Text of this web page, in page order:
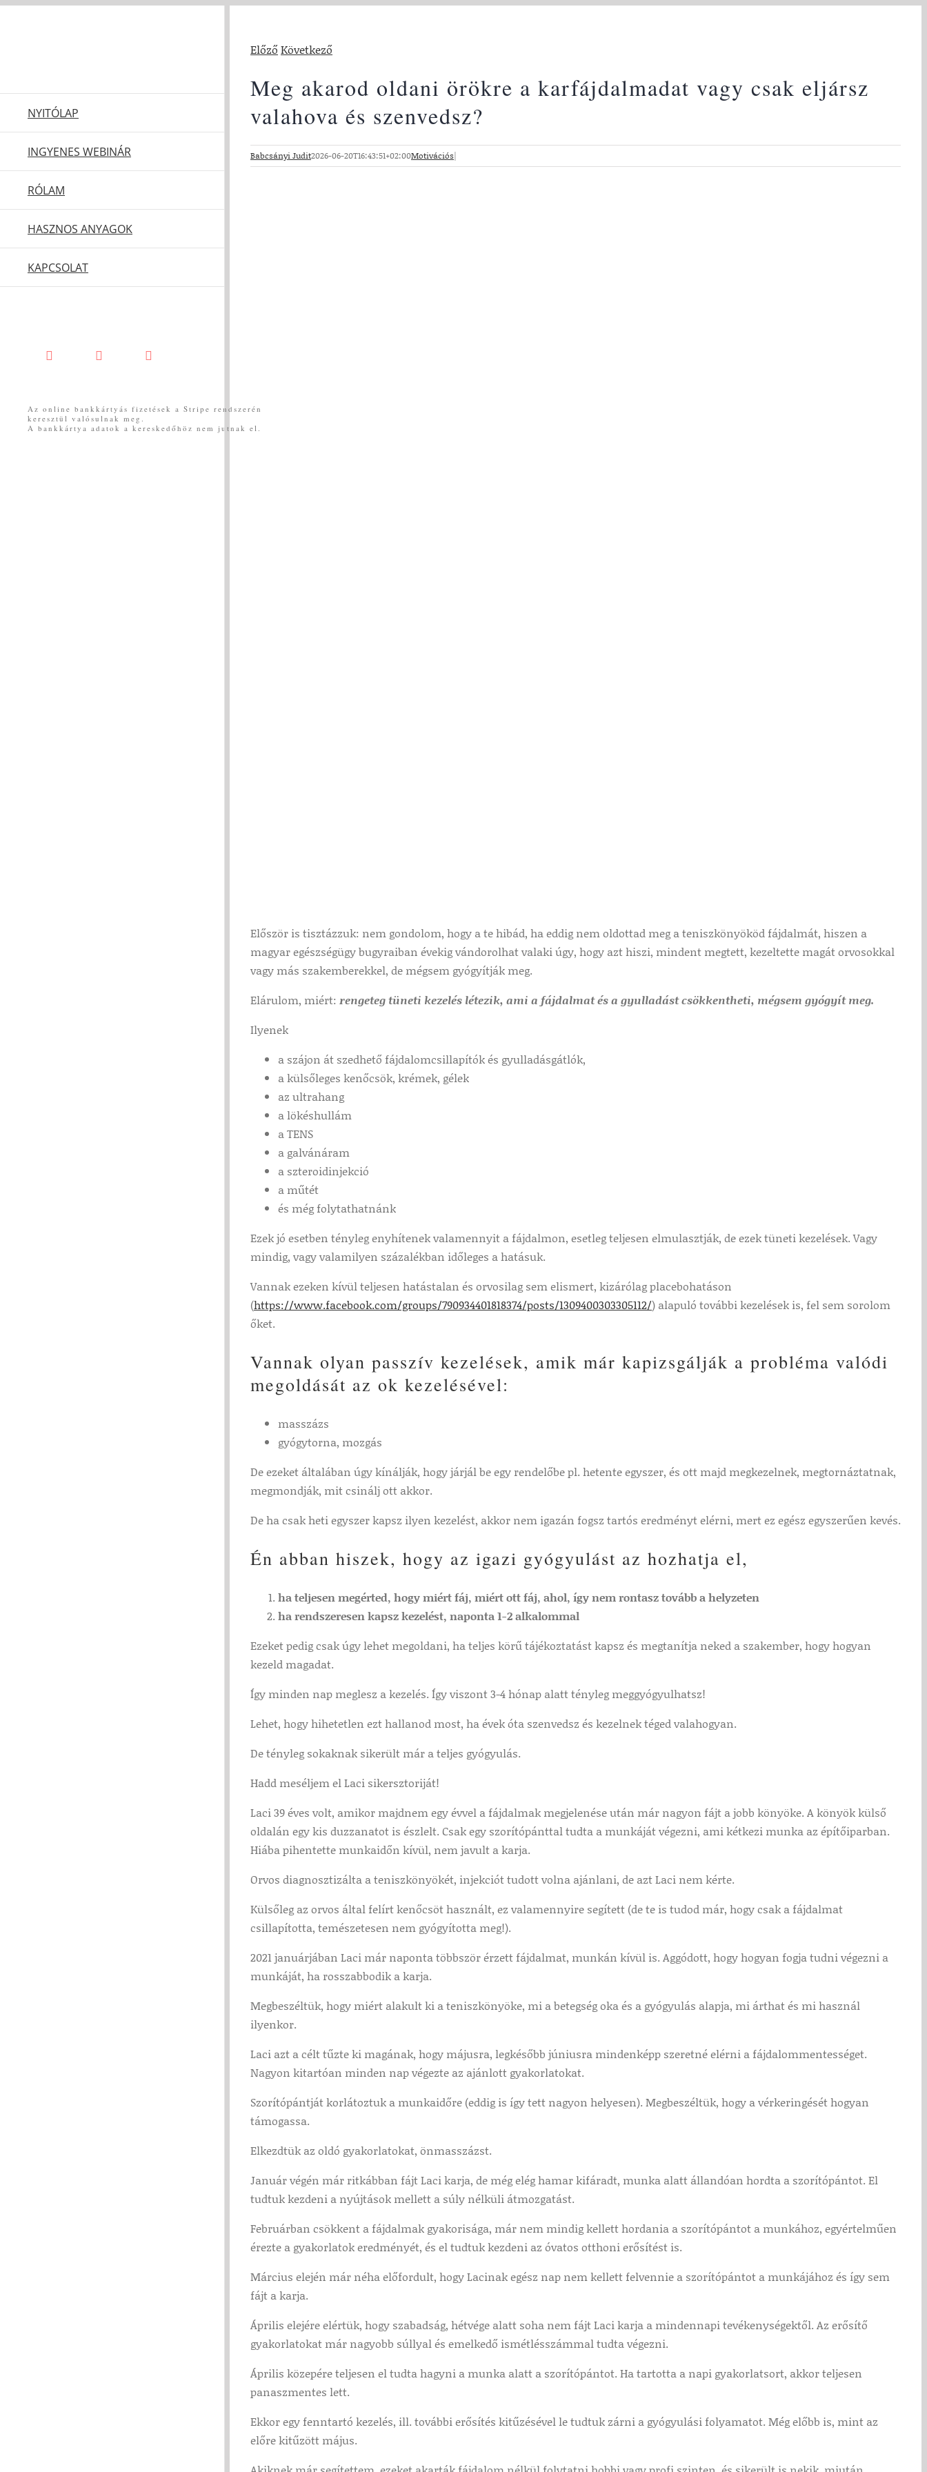
NYITÓLAP
INGYENES WEBINÁR
RÓLAM
HASZNOS ANYAGOK
KAPCSOLAT
FacebookYouTube Messenger
Az online bankkártyás fizetések a Stripe rendszerén
keresztül valósulnak meg.
A bankkártya adatok a kereskedőhöz nem jutnak el.
ElőzőKövetkező
Meg akarod oldani örökre a karfájdalmadat vagy csak eljársz
valahova és szenvedsz?
Babcsányi Judit2026-06-20T16:43:51+02:00Motivációs|
Először is tisztázzuk: nem gondolom, hogy a te hibád, ha eddig nem oldottad meg a teniszkönyököd fájdalmát, hiszen a
magyar egészségügy bugyraiban évekig vándorolhat valaki úgy, hogy azt hiszi, mindent megtett, kezeltette magát orvosokkal
vagy más szakemberekkel, de mégsem gyógyítják meg.
Elárulom, miért: rengeteg tüneti kezelés létezik, ami a fájdalmat és a gyulladást csökkentheti, mégsem gyógyít meg.
Ilyenek
a szájon át szedhető fájdalomcsillapítók és gyulladásgátlók,
a külsőleges kenőcsök, krémek, gélek
az ultrahang
a lökéshullám
a TENS
a galvánáram
a szteroidinjekció
a műtét
és még folytathatnánk
Ezek jó esetben tényleg enyhítenek valamennyit a fájdalmon, esetleg teljesen elmulasztják, de ezek tüneti kezelések. Vagy
mindig, vagy valamilyen százalékban időleges a hatásuk.
Vannak ezeken kívül teljesen hatástalan és orvosilag sem elismert, kizárólag placebohatáson
(https://www.facebook.com/groups/790934401818374/posts/1309400303305112/) alapuló további kezelések is, fel sem sorolom
őket.
Vannak olyan passzív kezelések, amik már kapizsgálják a probléma valódi
megoldását az ok kezelésével:
masszázs
gyógytorna, mozgás
De ezeket általában úgy kínálják, hogy járjál be egy rendelőbe pl. hetente egyszer, és ott majd megkezelnek, megtornáztatnak,
megmondják, mit csinálj ott akkor.
De ha csak heti egyszer kapsz ilyen kezelést, akkor nem igazán fogsz tartós eredményt elérni, mert ez egész egyszerűen kevés.
Én abban hiszek, hogy az igazi gyógyulást az hozhatja el,
ha teljesen megérted, hogy miért fáj, miért ott fáj, ahol, így nem rontasz tovább a helyzeten
ha rendszeresen kapsz kezelést, naponta 1-2 alkalommal
Ezeket pedig csak úgy lehet megoldani, ha teljes körű tájékoztatást kapsz és megtanítja neked a szakember, hogy hogyan
kezeld magadat.
Így minden nap meglesz a kezelés. Így viszont 3-4 hónap alatt tényleg meggyógyulhatsz!
Lehet, hogy hihetetlen ezt hallanod most, ha évek óta szenvedsz és kezelnek téged valahogyan.
De tényleg sokaknak sikerült már a teljes gyógyulás.
Hadd meséljem el Laci sikersztoriját!
Laci 39 éves volt, amikor majdnem egy évvel a fájdalmak megjelenése után már nagyon fájt a jobb könyöke. A könyök külső
oldalán egy kis duzzanatot is észlelt. Csak egy szorítópánttal tudta a munkáját végezni, ami kétkezi munka az építőiparban.
Hiába pihentette munkaidőn kívül, nem javult a karja.
Orvos diagnosztizálta a teniszkönyökét, injekciót tudott volna ajánlani, de azt Laci nem kérte.
Külsőleg az orvos által felírt kenőcsöt használt, ez valamennyire segített (de te is tudod már, hogy csak a fájdalmat
csillapította, temészetesen nem gyógyította meg!).
2021 januárjában Laci már naponta többször érzett fájdalmat, munkán kívül is. Aggódott, hogy hogyan fogja tudni végezni a
munkáját, ha rosszabbodik a karja.
Megbeszéltük, hogy miért alakult ki a teniszkönyöke, mi a betegség oka és a gyógyulás alapja, mi árthat és mi használ
ilyenkor.
Laci azt a célt tűzte ki magának, hogy májusra, legkésőbb júniusra mindenképp szeretné elérni a fájdalommentességet.
Nagyon kitartóan minden nap végezte az ajánlott gyakorlatokat.
Szorítópántját korlátoztuk a munkaidőre (eddig is így tett nagyon helyesen). Megbeszéltük, hogy a vérkeringését hogyan
támogassa.
Elkezdtük az oldó gyakorlatokat, önmasszázst.
Január végén már ritkábban fájt Laci karja, de még elég hamar kifáradt, munka alatt állandóan hordta a szorítópántot. El
tudtuk kezdeni a nyújtások mellett a súly nélküli átmozgatást.
Februárban csökkent a fájdalmak gyakorisága, már nem mindig kellett hordania a szorítópántot a munkához, egyértelműen
érezte a gyakorlatok eredményét, és el tudtuk kezdeni az óvatos otthoni erősítést is.
Március elején már néha előfordult, hogy Lacinak egész nap nem kellett felvennie a szorítópántot a munkájához és így sem
fájt a karja.
Április elejére elértük, hogy szabadság, hétvége alatt soha nem fájt Laci karja a mindennapi tevékenységektől. Az erősítő
gyakorlatokat már nagyobb súllyal és emelkedő ismétlésszámmal tudta végezni.
Április közepére teljesen el tudta hagyni a munka alatt a szorítópántot. Ha tartotta a napi gyakorlatsort, akkor teljesen
panaszmentes lett.
Ekkor egy fenntartó kezelés, ill. további erősítés kitűzésével le tudtuk zárni a gyógyulási folyamatot. Még előbb is, mint az
előre kitűzött május.